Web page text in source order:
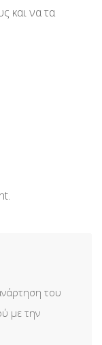
και να τα
του
με την